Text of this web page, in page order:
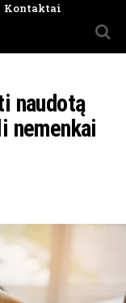
Kontaktai
naudotą
nemenkai